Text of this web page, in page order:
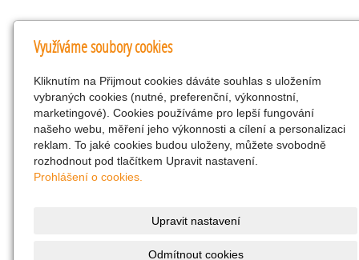
Kontakty
KNK obchodní společnost s r.o.
Komenského 127, Žacléř, 542 01 Číslo účtu:
286293602/0300
25298518
CZ25298518
info@drogerienacestach.cz
Využíváme soubory cookies
Kliknutím na Přijmout cookies dáváte souhlas s uložením
vybraných cookies (nutné, preferenční, výkonnostní,
marketingové). Cookies používáme pro lepší fungování
našeho webu, měření jeho výkonnosti a cílení a personalizaci
reklam. To jaké cookies budou uloženy, můžete svobodně
rozhodnout pod tlačítkem Upravit nastavení.
Prohlášení o cookies.
Upravit nastavení
Odmítnout cookies